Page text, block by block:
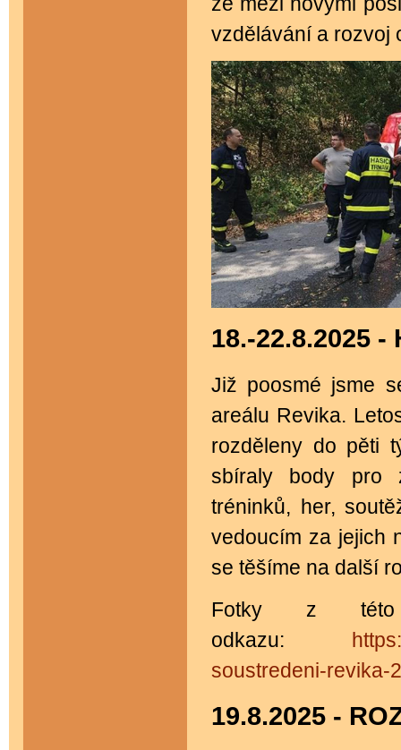
vzdělávání a rozvoj
18.-22.8.2025 -
Již poosmé jsme
areálu Revika.
rozděleny do pěti
sbíraly body pro
tréninků, her,
vedoucím za jejich
se těšíme na další
Fotky z této
odkazu:
soustredeni-revika-
19.8.2025 -